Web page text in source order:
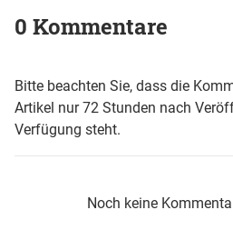
0 Kommentare
Bitte beachten Sie, dass die
Artikel nur 72 Stunden nach
Verfügung steht.
Noch keine